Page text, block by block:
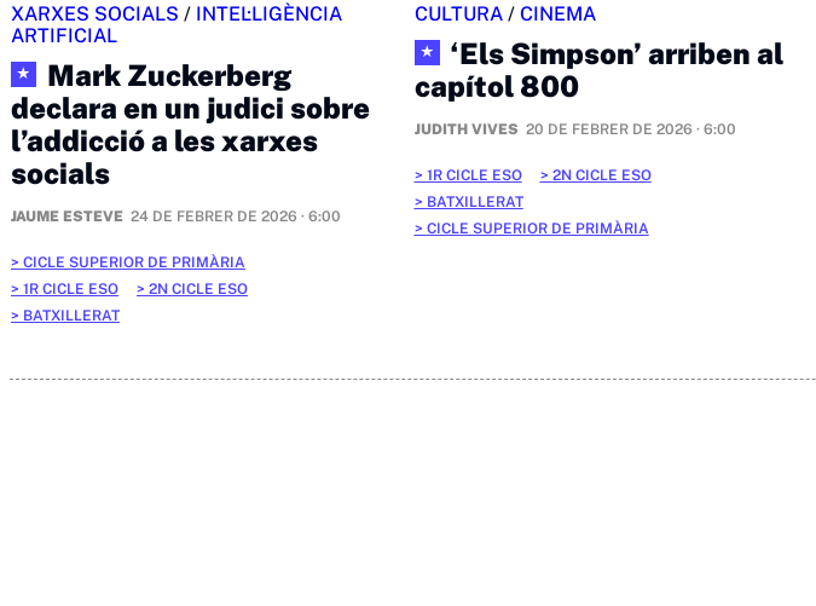
XARXES SOCIALS / INTEL·LIGÈNCIA
ARTIFICIAL
★
Mark Zuckerberg
declara en un judici sobre
l’addicció a les xarxes
socials
JAUME ESTEVE 24 DE FEBRER DE 2026 · 6:00
CICLE SUPERIOR DE PRIMÀRIA
1R CICLE ESO
2N CICLE ESO
BATXILLERAT
CULTURA/ CINEMA
★
‘Els Simpson’ arriben al
capítol 800
JUDITH VIVES 20 DE FEBRER DE 2026 · 6:00
1R CICLE ESO
2N CICLE ESO
BATXILLERAT
CICLE SUPERIOR DE PRIMÀRIA